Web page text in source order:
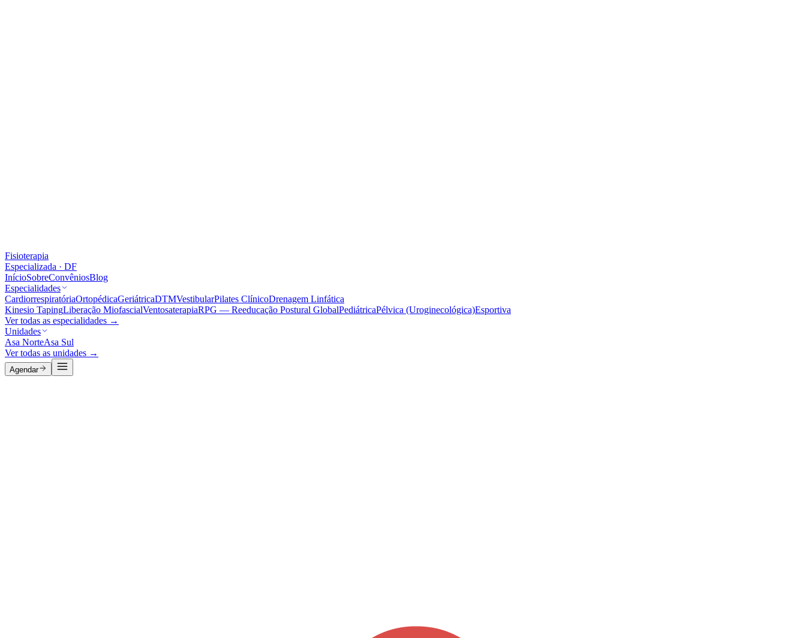
Fisioterapia
Especializada · DF
InícioSobreConvêniosBlog
Especialidades
CardiorrespiratóriaOrtopédicaGeriátricaDTMVestibularPilates ClínicoDrenagem Linfática
Kinesio TapingLiberação MiofascialVentosaterapiaRPG — Reeducação Postural GlobalPediátricaPélvica (Uroginecológica)Esportiva
Ver todas as especialidades →
Unidades
Asa NorteAsa Sul
Ver todas as unidades →
Agendar